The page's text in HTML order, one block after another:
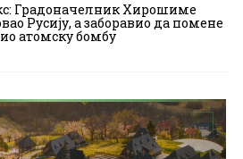
Градоначелник Хирошиме
Русију, а заборавио да помене
атомску бомбу